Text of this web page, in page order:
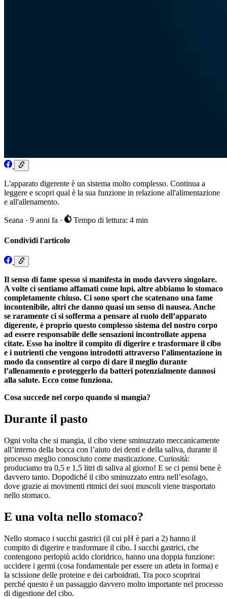
L'apparato digerente è un sistema molto complesso. Continua a
leggere e scopri qual è la sua funzione in relazione all'alimentazione
e all'allenamento.
Seana · 9 anni fa · Tempo di lettura: 4 min
Condividi l'articolo
Il senso di fame spesso si manifesta in modo davvero singolare.
A volte ci sentiamo affamati come lupi, altre abbiamo lo stomaco
completamente chiuso. Ci sono sport che scatenano una fame
incontenibile, altri che danno quasi un senso di nausea. Anche
se raramente ci si sofferma a pensare al ruolo dell’apparato
digerente, è proprio questo complesso sistema del nostro corpo
ad essere responsabile delle sensazioni incontrollate appena
citate. Esso ha inoltre il compito di digerire e trasformare il cibo
e i nutrienti che vengono introdotti attraverso l’alimentazione in
modo da consentire al corpo di dare il meglio durante
l’allenamento e proteggerlo da batteri potenzialmente dannosi
alla salute. Ecco come funziona.
Cosa succede nel corpo quando si mangia?
Durante il pasto
Ogni volta che si mangia, il cibo viene sminuzzato meccanicamente
all’interno della bocca con l’aiuto dei denti e della saliva, durante il
processo meglio conosciuto come masticazione. Curiosità:
produciamo tra 0,5 e 1,5 litri di saliva al giorno! E se ci pensi bene è
davvero tanto. Dopodiché il cibo sminuzzato entra nell’esofago,
dove grazie ai movimenti ritmici dei suoi muscoli viene trasportato
nello stomaco.
E una volta nello stomaco?
Nello stomaco i succhi gastrici (il cui pH è pari a 2) hanno il
compito di digerire e trasformare il cibo. I succhi gastrici, che
contengono perlopiù acido cloridrico, hanno una doppia funzione:
uccidere i germi (cosa fondamentale per essere un atleta in forma) e
la scissione delle proteine e dei carboidrati. Tra poco scoprirai
perché questo è un passaggio davvero molto importante nel processo
di digestione del cibo.